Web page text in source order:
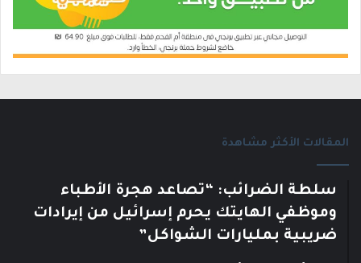
المقالات الأكثر مشاهدة
سلطة الضرائب: “تصاعد هجرة الأطباء
وموظفي الهايتك يحرم إسرائيل من إيرادات
ضريبية بمليارات الشواكل”